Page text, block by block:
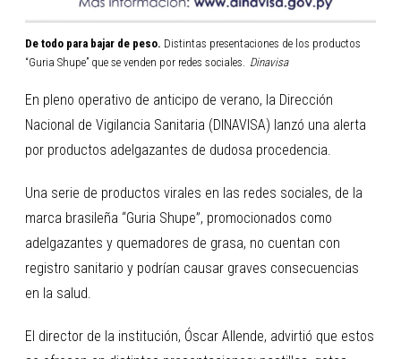
De todo para bajar de peso. Distintas presentaciones de los productos
“Guria Shupe” que se venden por redes sociales.
Dinavisa
En pleno operativo de anticipo de verano, la Dirección
Nacional de Vigilancia Sanitaria (DINAVISA) lanzó una alerta
por productos adelgazantes de dudosa procedencia.
Una serie de productos virales en las redes sociales, de la
marca brasileña “Guria Shupe”, promocionados como
adelgazantes y quemadores de grasa, no cuentan con
registro sanitario y podrían causar graves consecuencias
en la salud.
El director de la institución, Óscar Allende, advirtió que estos